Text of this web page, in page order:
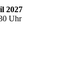
2027
Uhr